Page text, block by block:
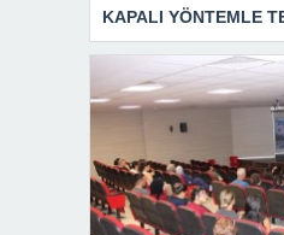
KAPALI YÖNTEMLE